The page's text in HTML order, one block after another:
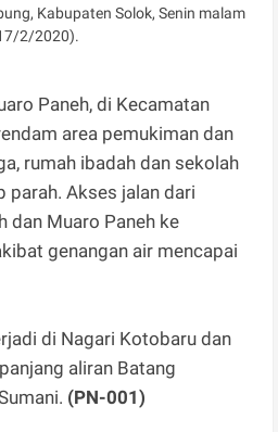
Kabupaten Solok, Senin malam
2/2020).
Paneh, di Kecamatan
area pemukiman dan
rumah ibadah dan sekolah
parah. Akses jalan dari
dan Muaro Paneh ke
genangan air mencapai
di Nagari Kotobaru dan
aliran Batang
(PN-001)